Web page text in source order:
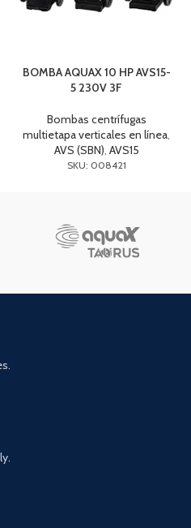
BOMBA AQUAX 10 HP AVS15-
5 230V 3F
Bombas centrífugas
multietapa verticales en línea,
AVS (SBN), AVS15
SKU: 008421